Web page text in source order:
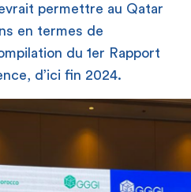
permettre au Qatar
en termes de
du 1er Rapport
d’ici fin 2024.